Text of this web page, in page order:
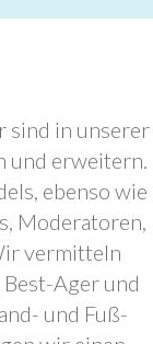
sind in unserer
und erweitern.
ebenso wie
Moderatoren,
vermitteln
Ager und
und Fuß-